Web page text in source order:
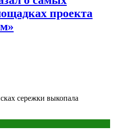
проекта
сережки выкопала